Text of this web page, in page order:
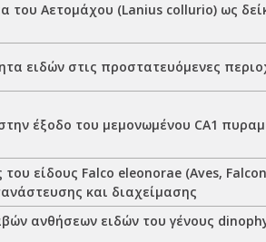
του Αετομάχου (Lanius collurio) ως
ειδών στις προστατευόμενες
έξοδο του μεμονωμένου CA1
του είδους Falco eleonorae (Aves,
και διαχείμασης
ανθήσεων ειδών του γένους